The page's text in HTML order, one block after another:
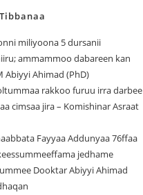
miliyoona 5 dursanii
ammammoo dabareen kan
Abiyyi Ahimad (PhD)
rakkoo furuu irra darbee
cimsaa jira – Komishinar Asraat
Fayyaa Addunyaa 76ffaa
jedhame
Dooktar Abiyyi Ahimad